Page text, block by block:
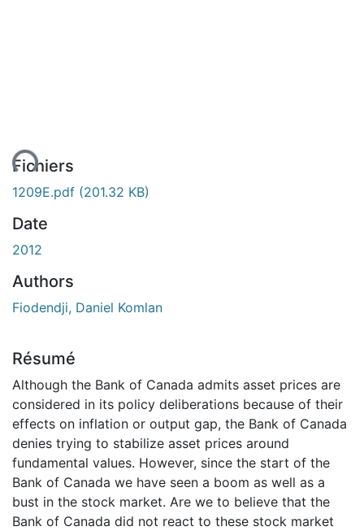
Fichiers
1209E.pdf (201.32 KB)
Date
2012
Authors
Fiodendji, Daniel Komlan
Résumé
Although the Bank of Canada admits asset prices are
considered in its policy deliberations because of their
effects on inflation or output gap, the Bank of Canada
denies trying to stabilize asset prices around
fundamental values. However, since the start of the
Bank of Canada we have seen a boom as well as a
bust in the stock market. Are we to believe that the
Bank of Canada did not react to these stock market